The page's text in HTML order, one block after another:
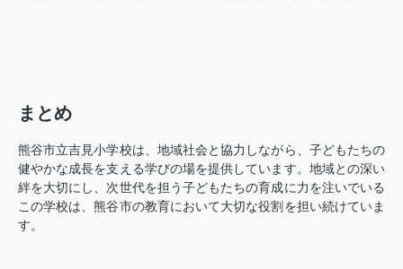
まとめ
熊谷市立吉見小学校は、地域社会と協力しながら、子どもたちの
健やかな成長を支える学びの場を提供しています。地域との深い
絆を大切にし、次世代を担う子どもたちの育成に力を注いでいる
この学校は、熊谷市の教育において大切な役割を担い続けていま
す。